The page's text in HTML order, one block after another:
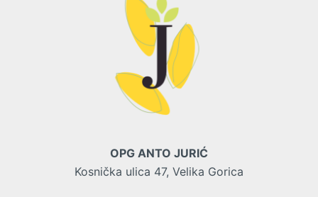
OPG ANTO JURIĆ
Kosnička ulica 47, Velika Gorica